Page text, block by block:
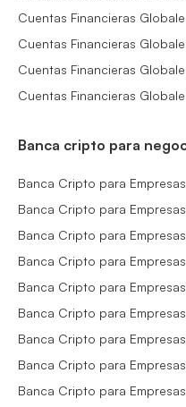
Cuentas Financieras
Cuentas Financieras
Cuentas Financieras
Cuentas Financieras
Banca cripto para
Banca Cripto para
Banca Cripto para
Banca Cripto para
Banca Cripto para
Banca Cripto para
Banca Cripto para
Banca Cripto para
Banca Cripto para
Banca Cripto para